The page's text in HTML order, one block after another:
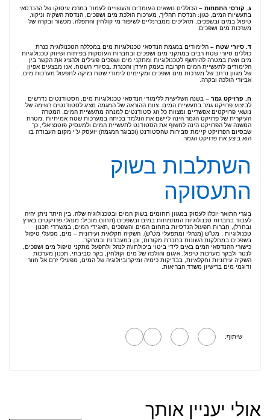
ג קורסי התמחות – הכוללים נושאים העומדים והעשויים לעמוד במרכז עיסוקו של ההנדסאי
בתעשיות המים, כגון: הנדסת תהליך, מערכות הולכת מים ושפכים, הנדסת השקיה וניקוז,
טיפול במים ובשפכים, תהליכים ממברנליים לשיפור מי קולחין והתפלה, מכשור ובקרה של
מערכות מים ושפכים.
ד. סיורי שטח – הלימודים במגמת הנדסאי טכנולוגיות מים במכללה הטכנולוגית כנרת
כוללים סיורי שטח רבים במתקני מים ושפכים ובחברות העוסקות בפיתוח ושיווק טכנולוגיות
מים וזאת במטרה להיחשף לטכנולוגיות ומתקני מים ושפכים פעילים ולהציג את הקשר בין
הלימודים לתעשיית המים הקרובה בעמק הירדן והכנרת .בסיורי השטח, אנו מבצעים אפיון
של מגוון נרחב של מערכות מים ושפכים ומקיימים לימודי שטח בזיקה לתפעול מערכות מים,
אביזרי הולכה ובקרה.
ה. פרויקט גמר – בשנה השלישית ללימודי הנדסאי טכנולוגיות מים, הסטודנטים נדרשים
לביצוע פרויקט גמר בתעשיית המים. צוות ההוראה של המגמה מציג לסטודנטים רשימה של
נושאי פרויקטים אפשריים ומצוות כל זוג סטודנטים למנחה מתעשיית המים. המטרה
העיקרית של פרויקט הגמר הינה ליישם את הנלמד בכיתה במערכות שטח אמיתיות .מטרת
המשנה של הפרויקט הינה לחשוף את הסטודנט לתעשיית המים ולמעסיק פוטנציאלי, כך
שבסיום הפרויקט קיימת סבירות שהסטודנט (וכבוגר המגמה) יועסק ע”י מקום העבודה בו
הוא ביצע את פרויקט הגמר.
השתלבות בשוק
התעסוקה
בוגרי התואר יוכלו לעסוק במגוון תחומים בשוק המים ובטכנולוגיה שלה. בין היתר ניתן יהיה
לעבוד בחברות טכנולוגיות המתמחות במים ובשפכים (תחום מוביל: מנהלי פרויקטים בארץ
ובחו”ל), חברות תפעול הנדסיות בתחום המים והשפכים ,תאגידי המים, במשרדי תכנון
טכנולוגיות , מט”ש (מנהלי ומתפעלי מט”ש), השקיה חקלאית ועירונית – מים, מפעלי טיפול
בשפכים במחלקות השונות בחברת מקורות, וכן במעבדות ובמחקר.
כישורי ההנדסאי המים באים לידי ביטוי ביכולתו\ה לנהל ולתפעל מתקני טיפול מים ושפכים,
לנטר ולבקר מערכות טיפול, איגום והולכה של מים וקולחין, בקר סביבתי, תכנון מערכות
השקיה עירוניות וחקלאיות, בבדיקות כימיה ומיקרוביולוגיה של המים, מפעילי זרם אל חזור
ודוגמי מים ברישיון משרד הבריאות.
שיתוף:
אולי יעניין אותך